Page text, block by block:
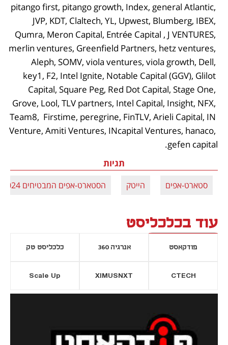
pitango first, pitango growth, Index, general Atlantic,
JVP, KDT, Claltech, YL, Upwest, Blumberg, IBEX,
Qumra, Meron Capital, Entrée Capital , J VENTURES,
merlin ventures, Greenfield Partners, hetz ventures,
Aleph, SOMV, viola ventures, viola growth, Dell,
key1, F2, Intel Ignite, Notable Capital (GGV), Glilot
Capital, Square Peg, Red Dot Capital, Stage One,
Grove, Lool, TLV partners, Intel Capital, Insight, NFX,
Team8,  Firstime, peregrine, FinTLV, Arieli Capital, IN
Venture, Amiti Ventures, INcapital Ventures, hanaco,
gefen capital.
תגיות
סטארט-אפים הייטק הסטארט-אפים המבטיחים 2024
עוד בכלכליסט
פודקאסט אנרגיה 360 כלכליסט טק
CTECH
XIMUSNXT
Scale Up
נפתח בכרטיסייה חדשה חדשה